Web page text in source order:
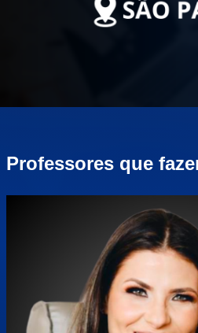
Professores que